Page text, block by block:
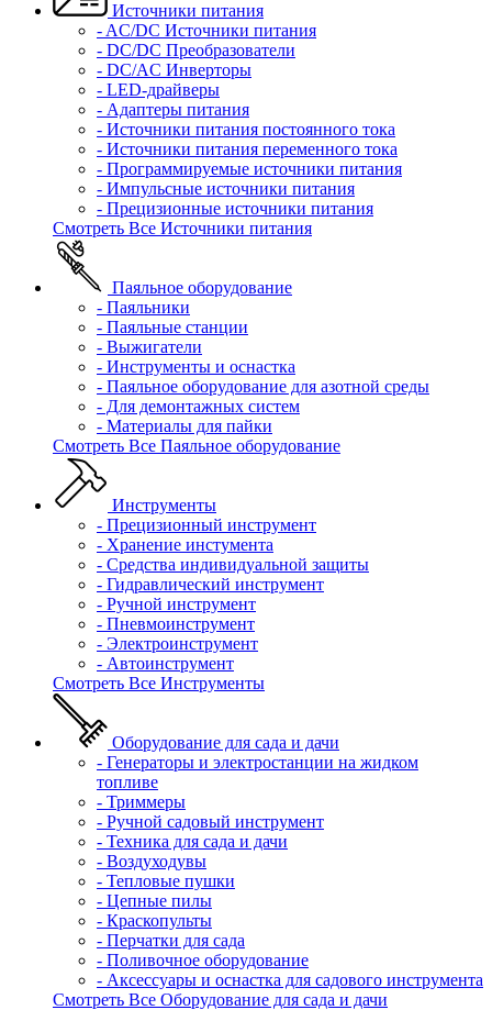
Источники питания
- AC/DC Источники питания
- DC/DC Преобразователи
- DC/AC Инверторы
- LED-драйверы
- Адаптеры питания
- Источники питания постоянного тока
- Источники питания переменного тока
- Программируемые источники питания
- Импульсные источники питания
- Прецизионные источники питания
Смотреть Все Источники питания
Паяльное оборудование
- Паяльники
- Паяльные станции
- Выжигатели
- Инструменты и оснастка
- Паяльное оборудование для азотной среды
- Для демонтажных систем
- Материалы для пайки
Смотреть Все Паяльное оборудование
Инструменты
- Прецизионный инструмент
- Хранение инстумента
- Средства индивидуальной защиты
- Гидравлический инструмент
- Ручной инструмент
- Пневмоинструмент
- Электроинструмент
- Автоинструмент
Смотреть Все Инструменты
Оборудование для сада и дачи
- Генераторы и электростанции на жидком
топливе
- Триммеры
- Ручной садовый инструмент
- Техника для сада и дачи
- Воздуходувы
- Тепловые пушки
- Цепные пилы
- Краскопульты
- Перчатки для сада
- Поливочное оборудование
- Аксессуары и оснастка для садового инструмента
Смотреть Все Оборудование для сада и дачи